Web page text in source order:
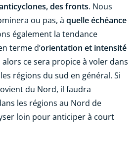
des fronts. Nous
ou pas, à quelle échéance
également la tendance
terme d’orientation et intensité
alors ce sera propice à voler dans
régions du sud en général. Si
du Nord, il faudra
les régions au Nord de
loin pour anticiper à court